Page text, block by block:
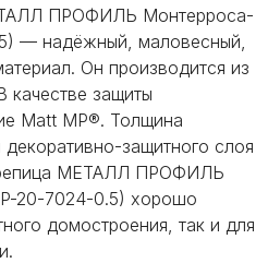
ПРОФИЛЬ Монтерроса-
— надёжный, маловесный,
Он производится из
качестве защиты
Matt MP®. Толщина
защитного слоя
МЕТАЛЛ ПРОФИЛЬ
20-7024-0.5) хорошо
домостроения, так и для